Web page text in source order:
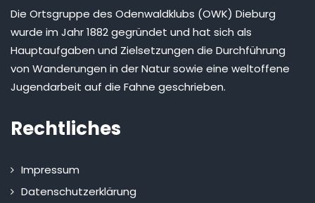
Die Ortsgruppe des Odenwaldklubs (OWK) Dieburg
wurde im Jahr 1882 gegründet und hat sich als
Hauptaufgaben und Zielsetzungen die Durchführung
von Wanderungen in der Natur sowie eine weltoffene
Jugendarbeit auf die Fahne geschrieben.
Rechtliches
Impressum
Datenschutzerklärung